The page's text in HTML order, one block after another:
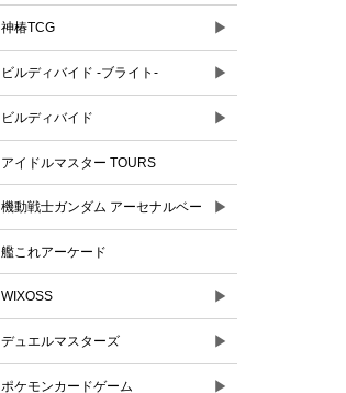
神椿TCG ▶
ビルディバイド -ブライト- ▶
ビルディバイド ▶
アイドルマスター TOURS
機動戦士ガンダム アーセナルベー
ス
▶
艦これアーケード
WIXOSS ▶
デュエルマスターズ ▶
ポケモンカードゲーム ▶